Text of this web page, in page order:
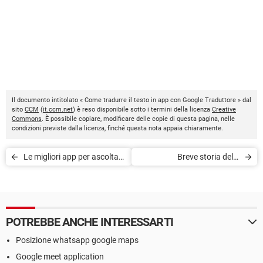
Il documento intitolato « Come tradurre il testo in app con Google Traduttore » dal
sito CCM (it.ccm.net) è reso disponibile sotto i termini della licenza Creative
Commons. È possibile copiare, modificare delle copie di questa pagina, nelle
condizioni previste dalla licenza, finché questa nota appaia chiaramente.
Le migliori app per ascoltare
Breve storia della
POTREBBE ANCHE INTERESSARTI
Posizione whatsapp google maps
Google meet application